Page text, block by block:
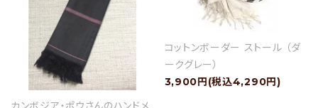
新商品
特集
コットンボーダー ストール （ダ
ークグレー）
3,900円(税込4,290円)